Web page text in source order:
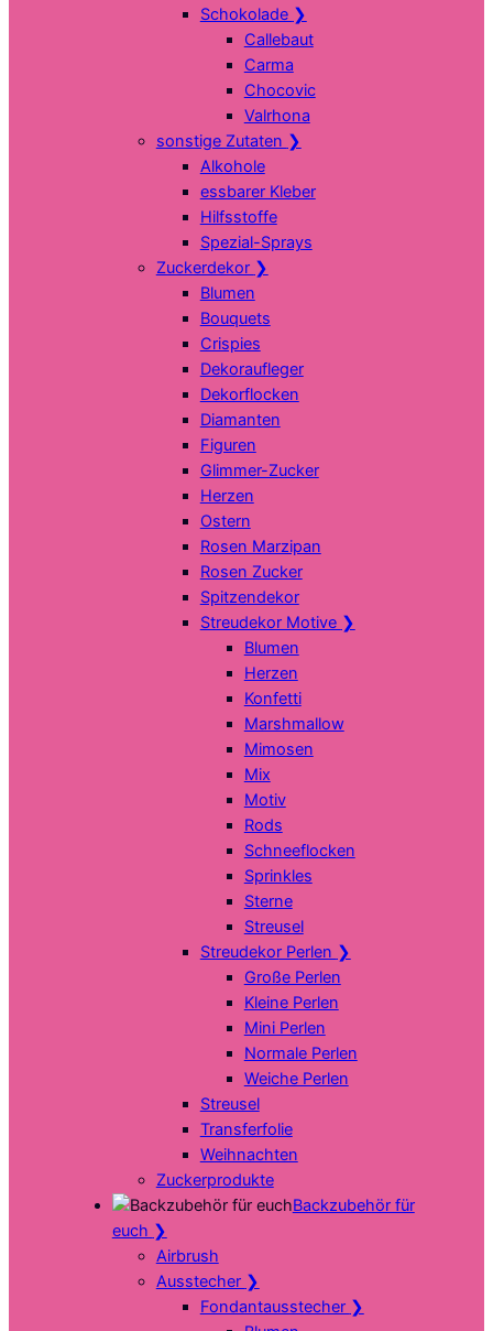
Schokolade ❯
Callebaut
Carma
Chocovic
Valrhona
sonstige Zutaten ❯
Alkohole
essbarer Kleber
Hilfsstoffe
Spezial-Sprays
Zuckerdekor ❯
Blumen
Bouquets
Crispies
Dekoraufleger
Dekorflocken
Diamanten
Figuren
Glimmer-Zucker
Herzen
Ostern
Rosen Marzipan
Rosen Zucker
Spitzendekor
Streudekor Motive ❯
Blumen
Herzen
Konfetti
Marshmallow
Mimosen
Mix
Motiv
Rods
Schneeflocken
Sprinkles
Sterne
Streusel
Streudekor Perlen ❯
Große Perlen
Kleine Perlen
Mini Perlen
Normale Perlen
Weiche Perlen
Streusel
Transferfolie
Weihnachten
Zuckerprodukte
Backzubehör für
euch ❯
Airbrush
Ausstecher ❯
Fondantausstecher ❯